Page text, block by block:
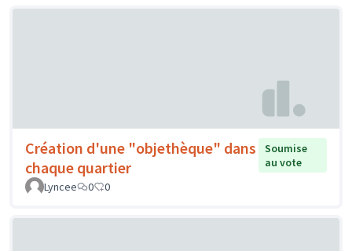
Création d'une "objethèque" dans
chaque quartier
Soumise
au vote
Lyncee
0 0